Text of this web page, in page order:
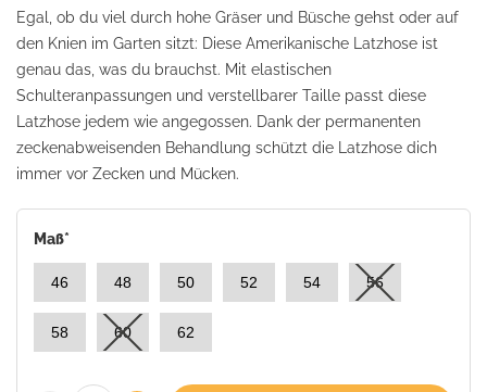
Egal, ob du viel durch hohe Gräser und Büsche gehst oder auf
den Knien im Garten sitzt: Diese Amerikanische Latzhose ist
genau das, was du brauchst. Mit elastischen
Schulteranpassungen und verstellbarer Taille passt diese
Latzhose jedem wie angegossen. Dank der permanenten
zeckenabweisenden Behandlung schützt die Latzhose dich
immer vor Zecken und Mücken.
Maß*
46 48 50 52 54 56
58 60 62